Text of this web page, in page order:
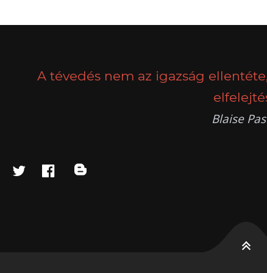
A tévedés nem az igazság
Blaise
twitterfacebook
blog